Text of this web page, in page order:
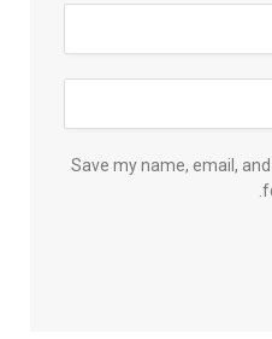
Save my name, email,